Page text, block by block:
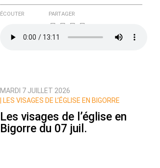
Prévenez-moi de tous les nouveaux
ÉCOUTER PARTAGER
MARDI 7 JUILLET 2026
LES VISAGES DE L’ÉGLISE EN BIGORRE
Les visages de l’église en
Bigorre du 07 juil.